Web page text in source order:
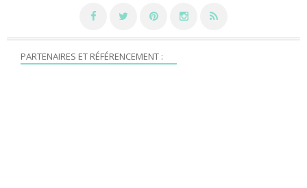
PARTENAIRES ET RÉFÉRENCEMENT :